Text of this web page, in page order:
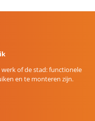
of de stad: functionele
en te monteren zijn.